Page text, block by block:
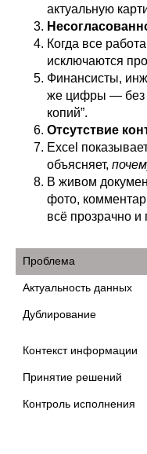
актуальную
Когда все
исключаются
Финансисты,
же цифры — без
копий”.
Отсутствие
Excel
объясняет,
В живом
фото,
всё прозрачно
Проблема
Дублирование
Контекст информации
Принятие решений
Контроль исполнения